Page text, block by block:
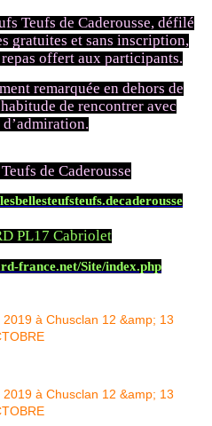
Teufs de Caderousse, défilé
gratuites et sans inscription,
offert aux participants.
remarquée en dehors de
de rencontrer avec
de Caderousse
PL17 Cabriolet
france.net/Site/index.php